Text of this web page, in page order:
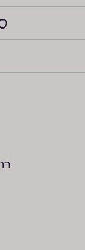
רח’